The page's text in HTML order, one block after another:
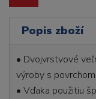
Popis zboží
• Dvojvrstvové
výroby s
• Vďaka použitiu